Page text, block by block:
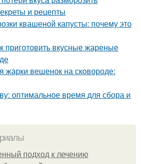
и рецепты
квашеной капусты: почему это
приготовить вкусные жареные
жарки вешенок на сковороде:
оптимальное время для сбора и
подход к лечению